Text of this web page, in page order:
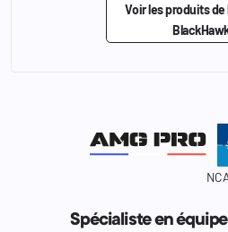
Voir les produits de
Spécialiste en